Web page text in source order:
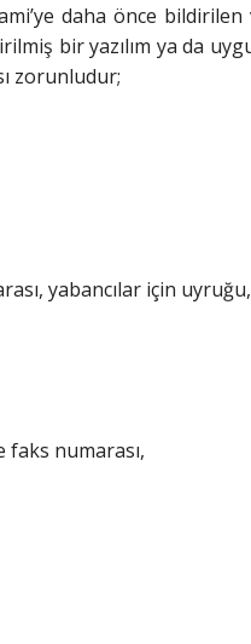
daha önce
bir yazılım ya da
zorunludur;
yabancılar için
numarası,